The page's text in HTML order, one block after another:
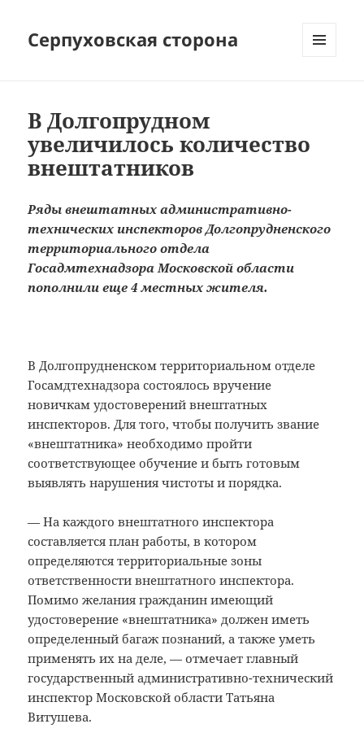
Серпуховская сторона
В Долгопрудном
увеличилось количество
внештатников
Ряды внештатных административно-
технических инспекторов Долгопрудненского
территориального отдела
Госадмтехнадзора Московской области
пополнили еще 4 местных жителя.
В Долгопрудненском территориальном отделе
Госамдтехнадзора состоялось вручение
новичкам удостоверений внештатных
инспекторов. Для того, чтобы получить звание
«внештатника» необходимо пройти
соответствующее обучение и быть готовым
выявлять нарушения чистоты и порядка.
— На каждого внештатного инспектора
составляется план работы, в котором
определяются территориальные зоны
ответственности внештатного инспектора.
Помимо желания гражданин имеющий
удостоверение «внештатника» должен иметь
определенный багаж познаний, а также уметь
применять их на деле, — отмечает главный
государственный административно-технический
инспектор Московской области Татьяна
Витушева.